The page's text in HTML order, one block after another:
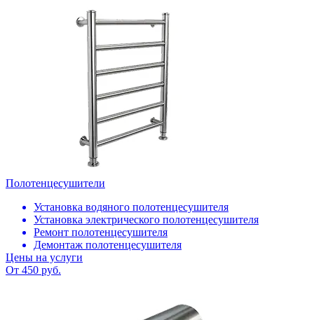
Полотенцесушители
Установка водяного полотенцесушителя
Установка электрического полотенцесушителя
Ремонт полотенцесушителя
Демонтаж полотенцесушителя
Цены на услуги
От 450 руб.